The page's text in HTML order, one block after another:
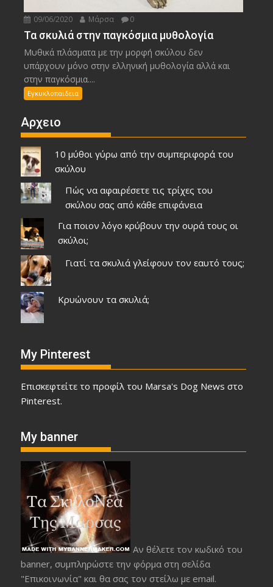
09/06/2020 Μάρσα 0
Τα σκυλιά στην παγκόσμια μυθολογία
Μυθικά πλάσματα με την μορφή σκύλου δεν
υπάρχουν μόνο στην ελληνική μυθολογία αλλά και
στην παγκόσμια....
Εγκυκλοπαιδεια
Αρχειο
10 μύθοι γύρω από την συμπεριφορά του
σκύλου
Πώς να αφαιρέσετε τις τρίχες του
σκύλου σας από κάθε επιφάνεια
Για ποιον λόγο κρύβουν την ουρά τους οι
σκύλοι;
Γιατί τα σκυλιά γλείφουν τον εαυτό τους;
Κρυώνουν τα σκυλιά;
My Pinterest
Επισκεφτείτε το προφίλ του Marsa's Dog News στο
Pinterest.
My banner
Αν θέλετε τον κωδικό του
banner, συμπληρώστε την φόρμα στη σελίδα
"Επικοινωνία" και θα σας τον στείλω με email.